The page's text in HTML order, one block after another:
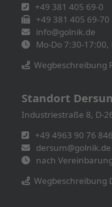
+49 381 405 69-0
+49 381 405 69-70
info@golnik.de
Mo-Do 7:30-
Wegbeschreibung
Standort
Industriestraße 8, D-
+49 4963 90 76 846
dersum@golnik.de
nach
Wegbeschreibung